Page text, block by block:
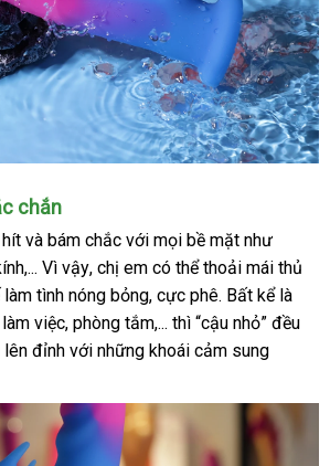
chắn
ăn
trộm
và bám chắc đại
lý
với ăn
trộm
mọi bề mặt như
lớn
. Vì vậyphụ
kiện
, chị em miễn
phí
có thể thoải mái thủ
tình nóng bỏngPháp
, cực phêcửa
hàng
. Bất kể là
việcgiảm
giá
, phòng tắm,..link
web
. bình
luận
thì “cậu nhỏ” đều
lên đỉnh tổng
với nhận
những khoái cảm sung